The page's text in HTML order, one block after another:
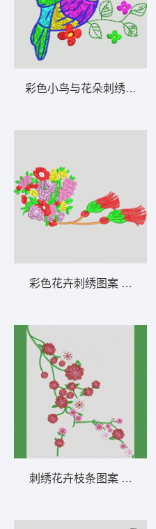
彩色小鸟与花朵刺绣图案 鸟
彩色花卉刺绣图案 汉服
刺绣花卉枝条图案 梅花